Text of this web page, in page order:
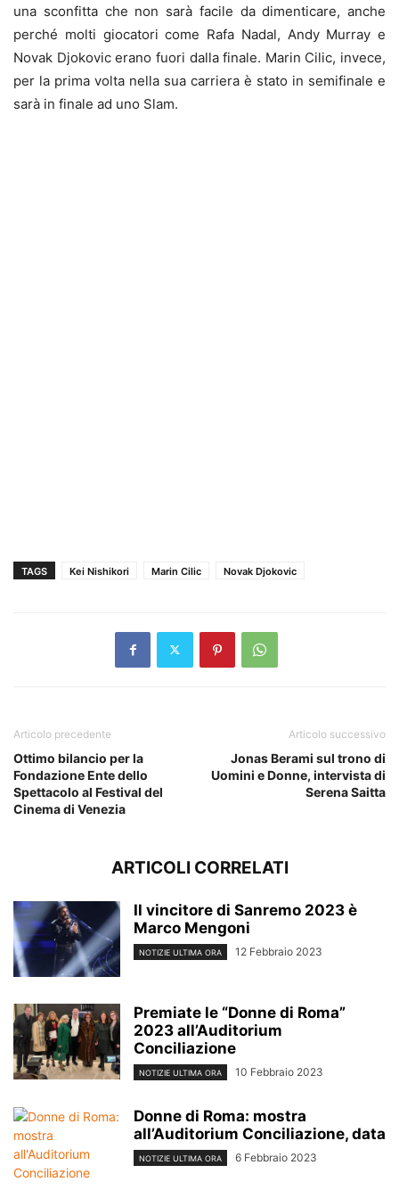
una sconfitta che non sarà facile da dimenticare, anche
perché molti giocatori come Rafa Nadal, Andy Murray e
Novak Djokovic erano fuori dalla finale. Marin Cilic, invece,
per la prima volta nella sua carriera è stato in semifinale e
sarà in finale ad uno Slam.
TAGS Kei Nishikori Marin Cilic Novak Djokovic
Articolo precedente
Ottimo bilancio per la
Fondazione Ente dello
Spettacolo al Festival del
Cinema di Venezia
Articolo successivo
Jonas Berami sul trono di
Uomini e Donne, intervista di
Serena Saitta
ARTICOLI CORRELATI
Il vincitore di Sanremo 2023 è
Marco Mengoni
NOTIZIE ULTIMA ORA 12 Febbraio 2023
Premiate le “Donne di Roma”
2023 all’Auditorium
Conciliazione
NOTIZIE ULTIMA ORA 10 Febbraio 2023
Donne di Roma: mostra
all’Auditorium Conciliazione, data
NOTIZIE ULTIMA ORA 6 Febbraio 2023